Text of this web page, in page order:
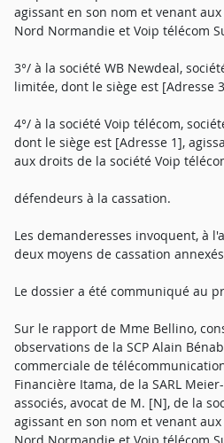
agissant en son nom et venant
Nord Normandie et Voip télécom
3°/ à la société WB Newdeal,
limitée, dont le siège est [Adresse
4°/ à la société Voip télécom,
dont le siège est [Adresse 1],
aux droits de la société Voip
défendeurs à la cassation.
Les demanderesses invoquent, à
deux moyens de cassation
Le dossier a été communiqué au
Sur le rapport de Mme Bellino,
observations de la SCP Alain
commerciale de
Financière Itama, de la SARL
associés, avocat de M. [N], de la
agissant en son nom et venant